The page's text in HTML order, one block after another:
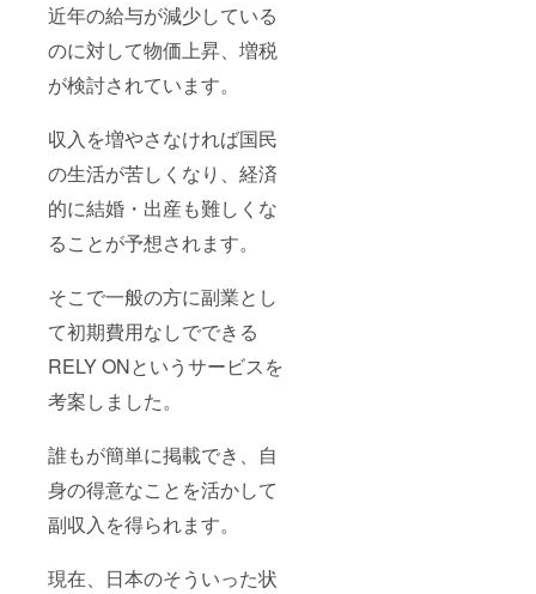
近年の給与が減少している
のに対して物価上昇、増税
が検討されています。
収入を増やさなければ国民
の生活が苦しくなり、経済
的に結婚・出産も難しくな
ることが予想されます。
そこで一般の方に副業とし
て初期費用なしでできる
RELY ONというサービスを
考案しました。
誰もが簡単に掲載でき、自
身の得意なことを活かして
副収入を得られます。
現在、日本のそういった状